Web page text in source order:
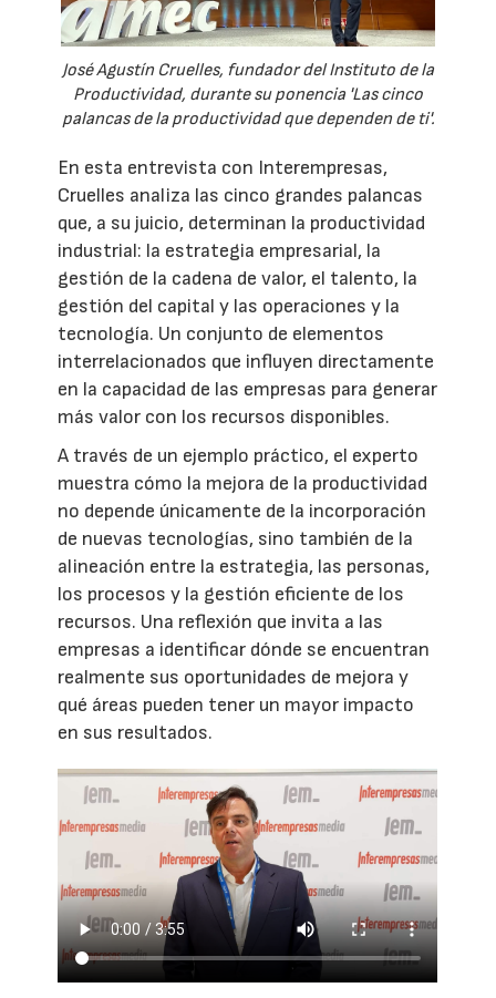
José Agustín Cruelles, fundador del Instituto de la
Productividad, durante su ponencia 'Las cinco
palancas de la productividad que dependen de ti'.
En esta entrevista con Interempresas,
Cruelles analiza las cinco grandes palancas
que, a su juicio, determinan la productividad
industrial: la estrategia empresarial, la
gestión de la cadena de valor, el talento, la
gestión del capital y las operaciones y la
tecnología. Un conjunto de elementos
interrelacionados que influyen directamente
en la capacidad de las empresas para generar
más valor con los recursos disponibles.
A través de un ejemplo práctico, el experto
muestra cómo la mejora de la productividad
no depende únicamente de la incorporación
de nuevas tecnologías, sino también de la
alineación entre la estrategia, las personas,
los procesos y la gestión eficiente de los
recursos. Una reflexión que invita a las
empresas a identificar dónde se encuentran
realmente sus oportunidades de mejora y
qué áreas pueden tener un mayor impacto
en sus resultados.